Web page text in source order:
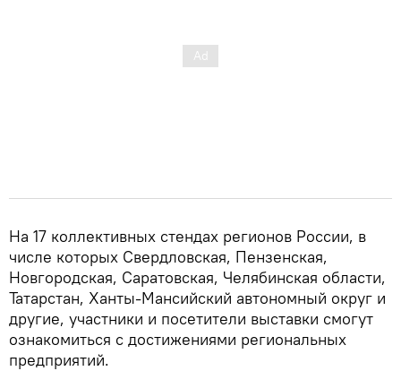
На 17 коллективных стендах регионов России, в
числе которых Свердловская, Пензенская,
Новгородская, Саратовская, Челябинская области,
Татарстан, Ханты-Мансийский автономный округ и
другие, участники и посетители выставки смогут
ознакомиться с достижениями региональных
предприятий.